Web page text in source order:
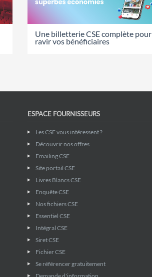
Une billetterie CSE complète pour
ravir vos bénéficiaires
ESPACE FOURNISSEURS
Les CSE vous intéressent ?
Découvrir nos offres
Emailing CSE
Site portail CSE
Livres Blancs CSE
Enquête CSE
Nos fichiers CSE
Essentiel CSE
Intégral CSE
Siret CSE
Fichier CSE
Se référencer gratuitement